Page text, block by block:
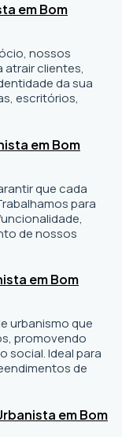
em Bom
, nossos
clientes,
da sua
escritórios,
em Bom
que cada
para
de nossos
em Bom
urbanismo que
promovendo
social. Ideal para
de
em Bom